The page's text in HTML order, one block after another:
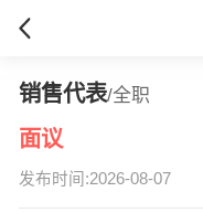
销售代表/全职
面议
发布时间:2026-08-07